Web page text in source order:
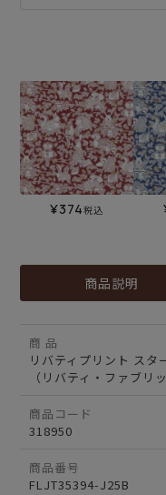
¥374税込
商品説明
商 品
リバティプリント ス
（リバティ・ファブリ
商品コード
318950
商品番号
FLJT35394-J25B